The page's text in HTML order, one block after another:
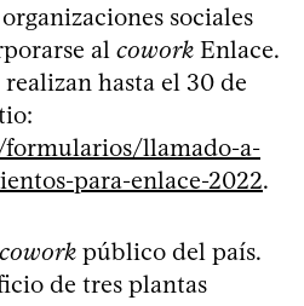
sociales
al cowork Enlace.
hasta el 30 de
llamado-a-
para-enlace-2022.
cowork público del país.
de tres plantas